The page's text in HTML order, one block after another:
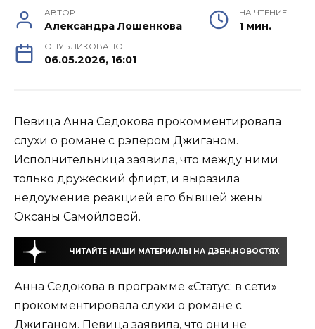
АВТОР
Александра Лошенкова
НА ЧТЕНИЕ
1 мин.
ОПУБЛИКОВАНО
06.05.2026, 16:01
Певица Анна Седокова прокомментировала
слухи о романе с рэпером Джиганом.
Исполнительница заявила, что между ними
только дружеский флирт, и выразила
недоумение реакцией его бывшей жены
Оксаны Самойловой.
ЧИТАЙТЕ НАШИ МАТЕРИАЛЫ НА ДЗЕН.НОВОСТЯХ
Анна Седокова в программе «Статус: в сети»
прокомментировала слухи о романе с
Джиганом. Певица заявила, что они не